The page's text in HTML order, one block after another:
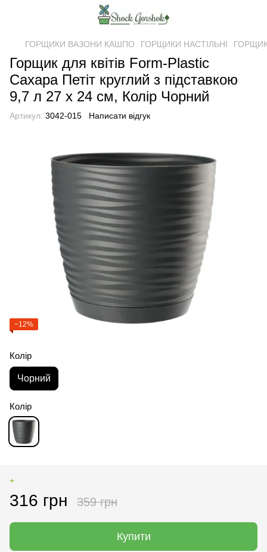
ГОРЩИКИ ВАЗОНИ КАШПО ГОРЩИКИ НАСТІЛЬНІ
Горщик для квітів Form-Plastic
Сахара Петіт круглий з підставкою
9,7 л 27 х 24 см, Колір Чорний
Артикул: 3042-015 Написати відгук
−12%
Колір
Чорний
Колір
+
316 грн 359 грн
Купити